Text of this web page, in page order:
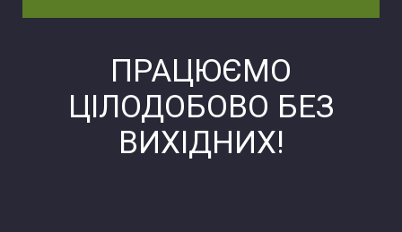
ПРАЦЮЄМО
ЦІЛОДОБОВО БЕЗ
ВИХІДНИХ!